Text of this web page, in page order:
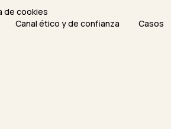
de cookies
Canal ético y de confianza Casos